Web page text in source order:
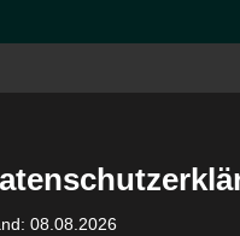
08.08.2026